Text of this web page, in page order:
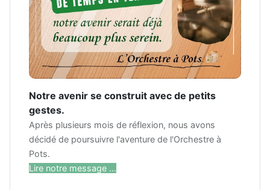
Notre avenir se construit avec de petits
gestes.
Après plusieurs mois de réflexion, nous avons
décidé de poursuivre l'aventure de l'Orchestre à
Pots.
Lire notre message ...